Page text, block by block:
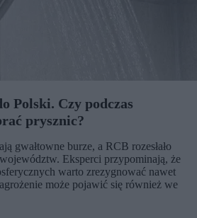
Polski. Czy podczas
prysznic?
gwałtowne burze, a RCB rozesłało
Eksperci przypominają, że
warto zrezygnować nawet
może pojawić się również we